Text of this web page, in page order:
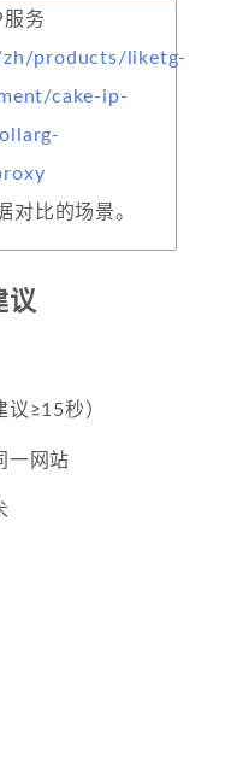
服务
products/liketg-
cake-ip-
对比的场景。
议
≥15秒）
一网站